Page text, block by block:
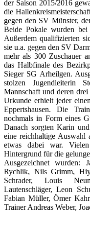
der Saison 2015/2016
die
gegen den SV Münster,
Beide Pokale wurden bei
Außerdem qualifizierten
sie u.a. gegen den SV
mehr als 300 Zuschauer
das Halbfinale des
Sieger SG Arheilgen.
stolzen Jugendleiterin
Mannschaft und deren
Urkunde erhielt jeder
Eppertshausen. Die
nochmals in Form eines
Danach sorgten Karin
eine reichhaltige Auswahl
etwas dabei war.
Hintergrund für die
Ausgezeichnet wurden:
Rychlik, Nils Grimm,
Schrader, Louis
Lautenschläger, Leon
Fabian Müller, Ömer
Trainer Andreas Weber,